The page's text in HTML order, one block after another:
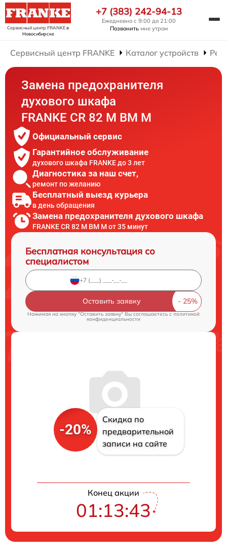
Сервисный центр FRANKEв
Новосибирске
+7 (383) 242-94-13
Ежедневно с 9:00 до 21:00
Позвонить мне утром
Сервисный центр FRANKE Каталог устройств
Замена предохранителя
духового шкафа
FRANKE CR 82 M BM M
Официальный сервис
Гарантийное обслуживание
духового шкафа FRANKE до 3 лет
Диагностика за наш счет,
ремонт по желанию
Бесплатный выезд курьера
в день обращения
Замена предохранителя духового шкафа
FRANKE CR 82 M BM M от 35 минут
Бесплатная консультация со
специалистом
Оставить заявку
Нажимая на кнопку "Оставить заявку" Вы соглашаетесь cполитикой
конфиденциальности
-20%
Скидка по
предварительной
записи на сайте
Конец акции
01:13:42